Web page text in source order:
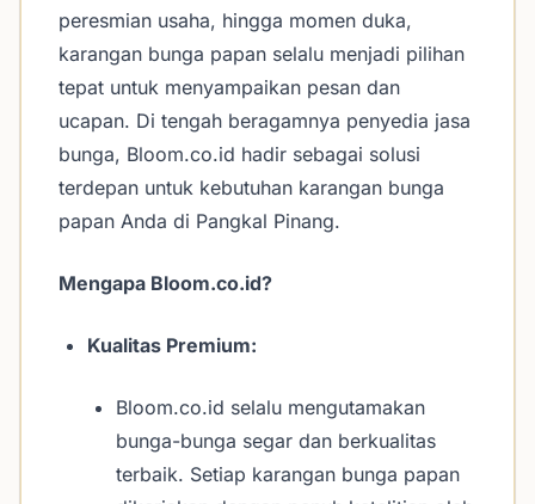
peresmian usaha, hingga momen duka,
karangan bunga papan selalu menjadi pilihan
tepat untuk menyampaikan pesan dan
ucapan. Di tengah beragamnya penyedia jasa
bunga, Bloom.co.id hadir sebagai solusi
terdepan untuk kebutuhan karangan bunga
papan Anda di Pangkal Pinang.
Mengapa Bloom.co.id?
Kualitas Premium:
Bloom.co.id selalu mengutamakan
bunga-bunga segar dan berkualitas
terbaik. Setiap karangan bunga papan